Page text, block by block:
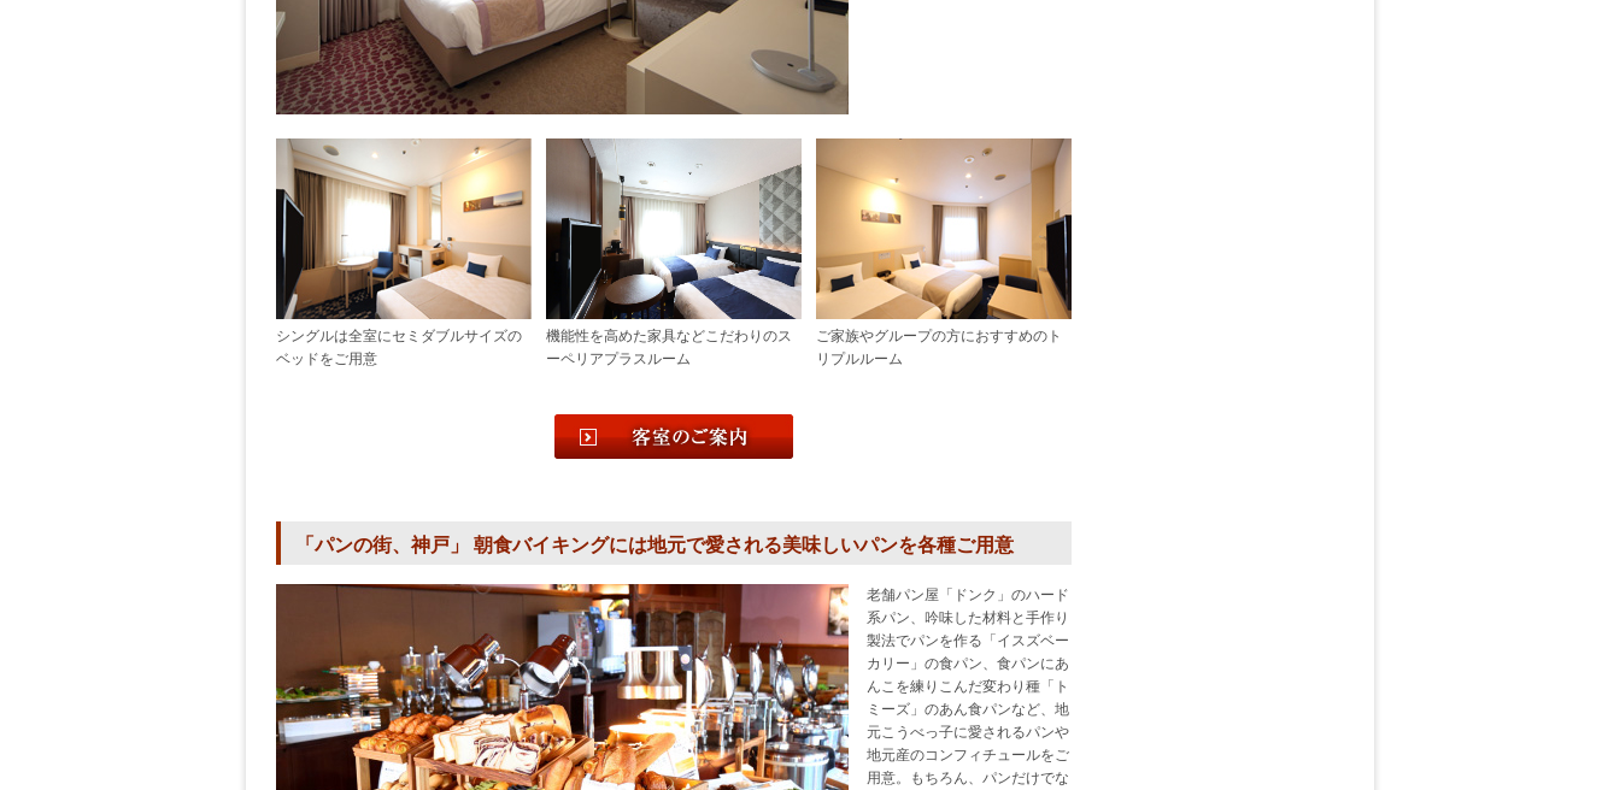
シングルは全室にセミダブルサイズの
ベッドをご用意
機能性を高めた家具などこだわりのス
ーペリアプラスルーム
ご家族やグループの方におすすめのト
リプルルーム
「パンの街、神戸」 朝食バイキングには地元で愛される美味しいパンを各種ご用意
老舗パン屋「ドンク」のハード
系パン、吟味した材料と手作り
製法でパンを作る「イスズベー
カリー」の食パン、食パンにあ
んこを練りこんだ変わり種「ト
ミーズ」のあん食パンなど、地
元こうべっ子に愛されるパンや
地元産のコンフィチュールをご
用意。もちろん、パンだけでな